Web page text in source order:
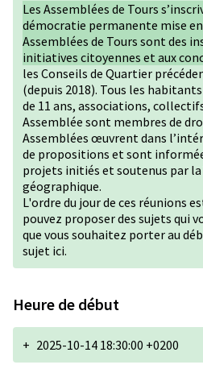
Les Assemblées de Tours
démocratie permanente mise
Assemblées de Tours sont des
initiatives citoyennes et aux
les Conseils de Quartier
(depuis 2018). Tous les
de 11 ans, associations,
Assemblée sont membres de
Assemblées œuvrent dans
de propositions et sont
projets initiés et soutenus par
géographique.
L'ordre du jour de ces réunions
pouvez proposer des sujets qui
que vous souhaitez porter au
sujet ici.
Heure de début
+ 2025-10-14 18:30:00 +0200